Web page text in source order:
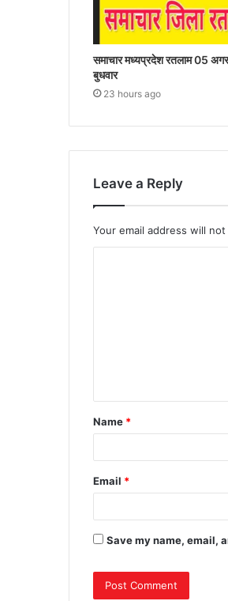
समाचार मध्यप्रदेश रतलाम 05
बुधवार
23 hours ago
Leave a Reply
Your email address will
Name *
Email *
Save my name, email,